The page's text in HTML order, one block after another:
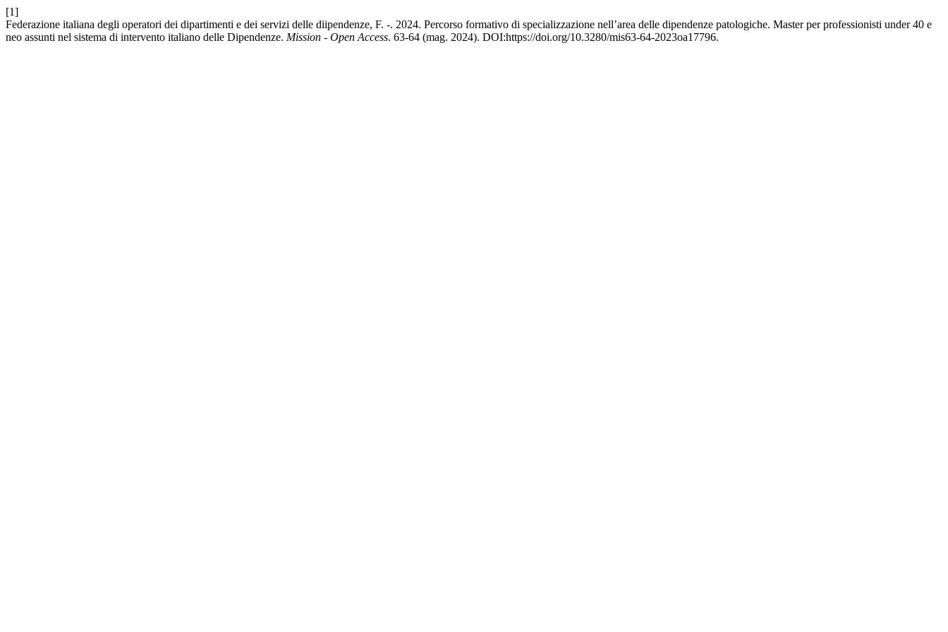
[1]
Federazione italiana degli operatori dei dipartimenti e dei servizi delle diipendenze, F. -. 2024. Percorso formativo di specializzazione nell’area delle dipendenze patologiche. Master per professionisti under 40 e
neo assunti nel sistema di intervento italiano delle Dipendenze. Mission - Open Access. 63-64 (mag. 2024). DOI:https://doi.org/10.3280/mis63-64-2023oa17796.